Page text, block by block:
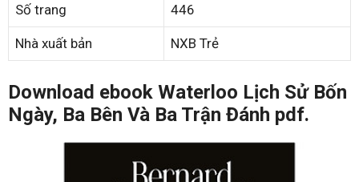
Số trang 446
Nhà xuất bản NXB Trẻ
Download ebook Waterloo Lịch Sử Bốn
Ngày, Ba Bên Và Ba Trận Đánh pdf.